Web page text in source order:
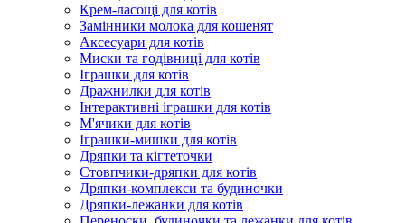
Крем-ласощі для котів
Замінники молока для кошенят
Аксесуари для котів
Миски та годівниці для котів
Іграшки для котів
Дражнилки для котів
Інтерактивні іграшки для котів
М'ячики для котів
Іграшки-мишки для котів
Дряпки та кігтеточки
Стовпчики-дряпки для котів
Дряпки-комплекси та будиночки
Дряпки-лежанки для котів